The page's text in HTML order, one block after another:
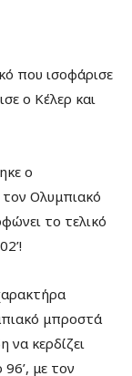
που ισοφάρισε
ο Κέλερ και
ο
Ολυμπιακό
το τελικό
μπροστά
κερδίζει
με τον